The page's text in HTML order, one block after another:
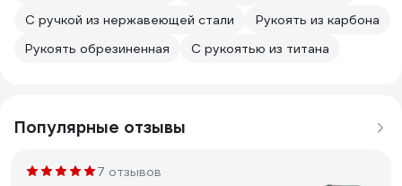
С ручкой из нержавеющей стали
Рукоять из карбона
Рукоять обрезиненная
С рукоятью из титана
Популярные отзывы
7 отзывов